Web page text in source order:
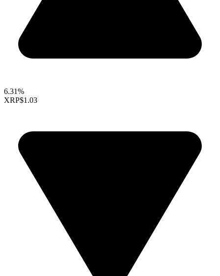
6.31%
XRP$1.03